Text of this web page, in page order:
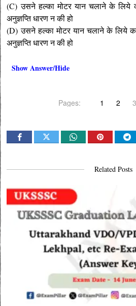
(C) उसने हल्का मोटर यान चलाने के
अनुज्ञप्ति धारण न की हो
(D) उसने हल्का मोटर यान चलाने के लिये
अनुज्ञप्ति धारण न की हो
Show Answer/Hide
Pages: 1 2 3
Related Posts